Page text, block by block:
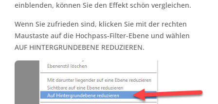
einblenden, können Sie den Effekt schön vergleichen.
Wenn Sie zufrieden sind, klicken Sie mit der rechten
Maustaste auf die Hochpass-Filter-Ebene und wählen
AUF HINTERGRUNDEBENE REDUZIEREN.